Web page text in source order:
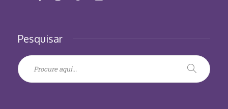
Pesquisar